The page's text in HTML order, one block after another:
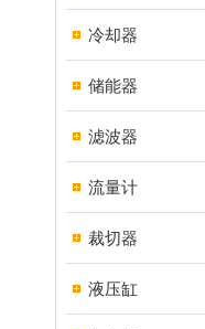
冷却器
储能器
滤波器
流量计
裁切器
液压缸